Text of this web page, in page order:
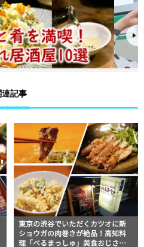
連記事
東京の渋谷でいただくカツオに新
ショウガの肉巻きが絶品！高知料
理「べるまっしゅ」美食おじさん